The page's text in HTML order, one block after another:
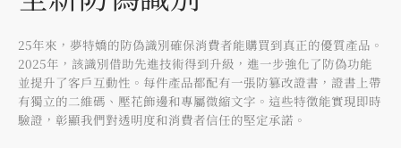
25年來，夢特嬌的防偽識別確保消費者能購買到真正的優質產品。
2025年，該識別借助先進技術得到升級，進一步強化了防偽功能
並提升了客戶互動性。每件產品都配有一張防篡改證書，證書上帶
有獨立的二維碼、壓花飾邊和專屬微縮文字。這些特徵能實現即時
驗證，彰顯我們對透明度和消費者信任的堅定承諾。